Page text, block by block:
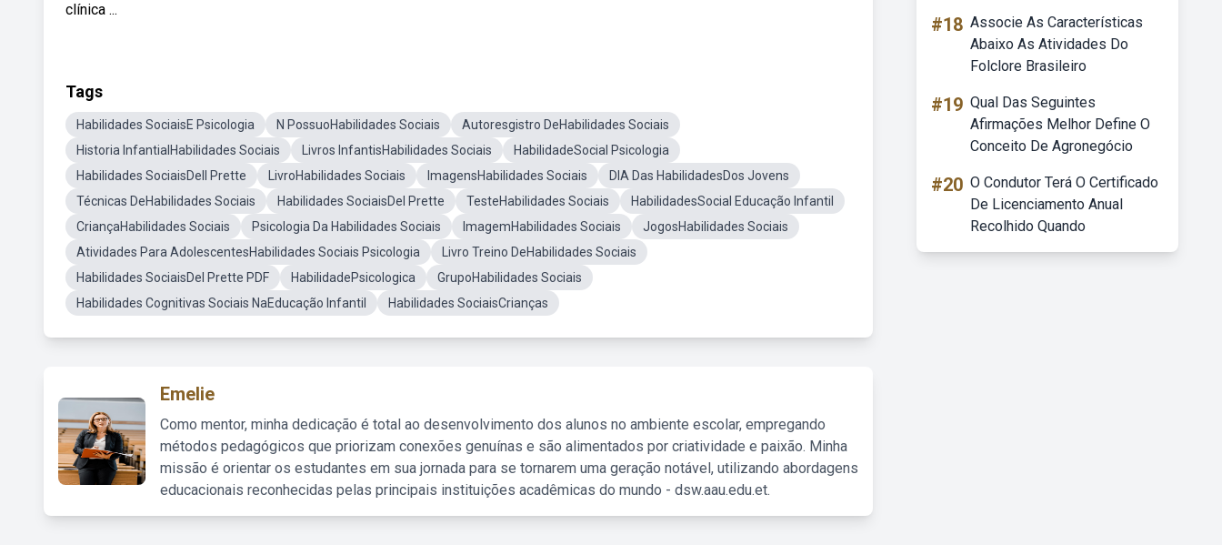
clínica ...
Tags
Habilidades SociaisE Psicologia N PossuoHabilidades Sociais
Autoresgistro DeHabilidades Sociais
Historia InfantialHabilidades Sociais
Livros InfantisHabilidades Sociais
HabilidadeSocial Psicologia
Habilidades SociaisDell Prette
LivroHabilidades Sociais ImagensHabilidades Sociais
DIA Das HabilidadesDos Jovens
Técnicas DeHabilidades Sociais
Habilidades SociaisDel Prette TesteHabilidades Sociais
HabilidadesSocial Educação Infantil
CriançaHabilidades Sociais
Psicologia Da Habilidades Sociais ImagemHabilidades Sociais
JogosHabilidades Sociais
Atividades Para AdolescentesHabilidades Sociais Psicologia
Livro Treino DeHabilidades Sociais
Habilidades SociaisDel Prette PDF
HabilidadePsicologica
GrupoHabilidades Sociais
Habilidades Cognitivas Sociais NaEducação Infantil
Habilidades SociaisCrianças
Emelie
Como mentor, minha dedicação é total ao desenvolvimento dos alunos no ambiente escolar, empregando
métodos pedagógicos que priorizam conexões genuínas e são alimentados por criatividade e paixão. Minha
missão é orientar os estudantes em sua jornada para se tornarem uma geração notável, utilizando abordagens
educacionais reconhecidas pelas principais instituições acadêmicas do mundo - dsw.aau.edu.et.
#18 Associe As Características
Abaixo As Atividades Do
Folclore Brasileiro
#19 Qual Das Seguintes
Afirmações Melhor Define O
Conceito De Agronegócio
#20 O Condutor Terá O Certificado
De Licenciamento Anual
Recolhido Quando